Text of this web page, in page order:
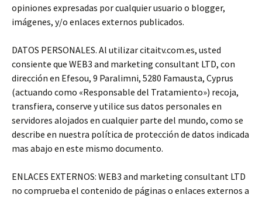
opiniones expresadas por cualquier usuario o blogger,
imágenes, y/o enlaces externos publicados.
DATOS PERSONALES. Al utilizar citaitv.com.es, usted
consiente que WEB3 and marketing consultant LTD, con
dirección en Efesou, 9 Paralimni, 5280 Famausta, Cyprus
(actuando como «Responsable del Tratamiento») recoja,
transfiera, conserve y utilice sus datos personales en
servidores alojados en cualquier parte del mundo, como se
describe en nuestra política de protección de datos indicada
mas abajo en este mismo documento.
ENLACES EXTERNOS: WEB3 and marketing consultant LTD
no comprueba el contenido de páginas o enlaces externos a